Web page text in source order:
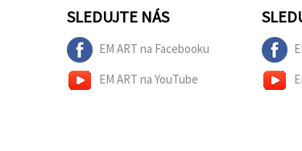
SLEDUJTE NÁS
EM ART na Facebooku
EM ART na YouTube